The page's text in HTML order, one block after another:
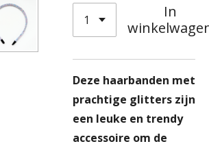
In
Deze haarbanden met
prachtige glitters zijn
een leuke en trendy
accessoire om de